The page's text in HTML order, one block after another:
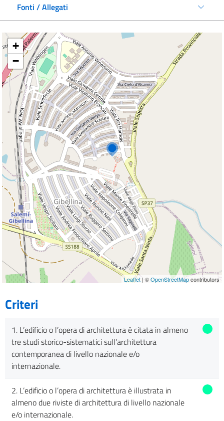
Fonti / Allegati
+
−
Leaflet | ©OpenStreetMapcontributors
Criteri
1. L’edificio o l’opera di architettura è citata in almeno
tre studi storico-sistematici sull’architettura
contemporanea di livello nazionale e/o
internazionale.
2. L’edificio o l’opera di architettura è illustrata in
almeno due riviste di architettura di livello nazionale
e/o internazionale.